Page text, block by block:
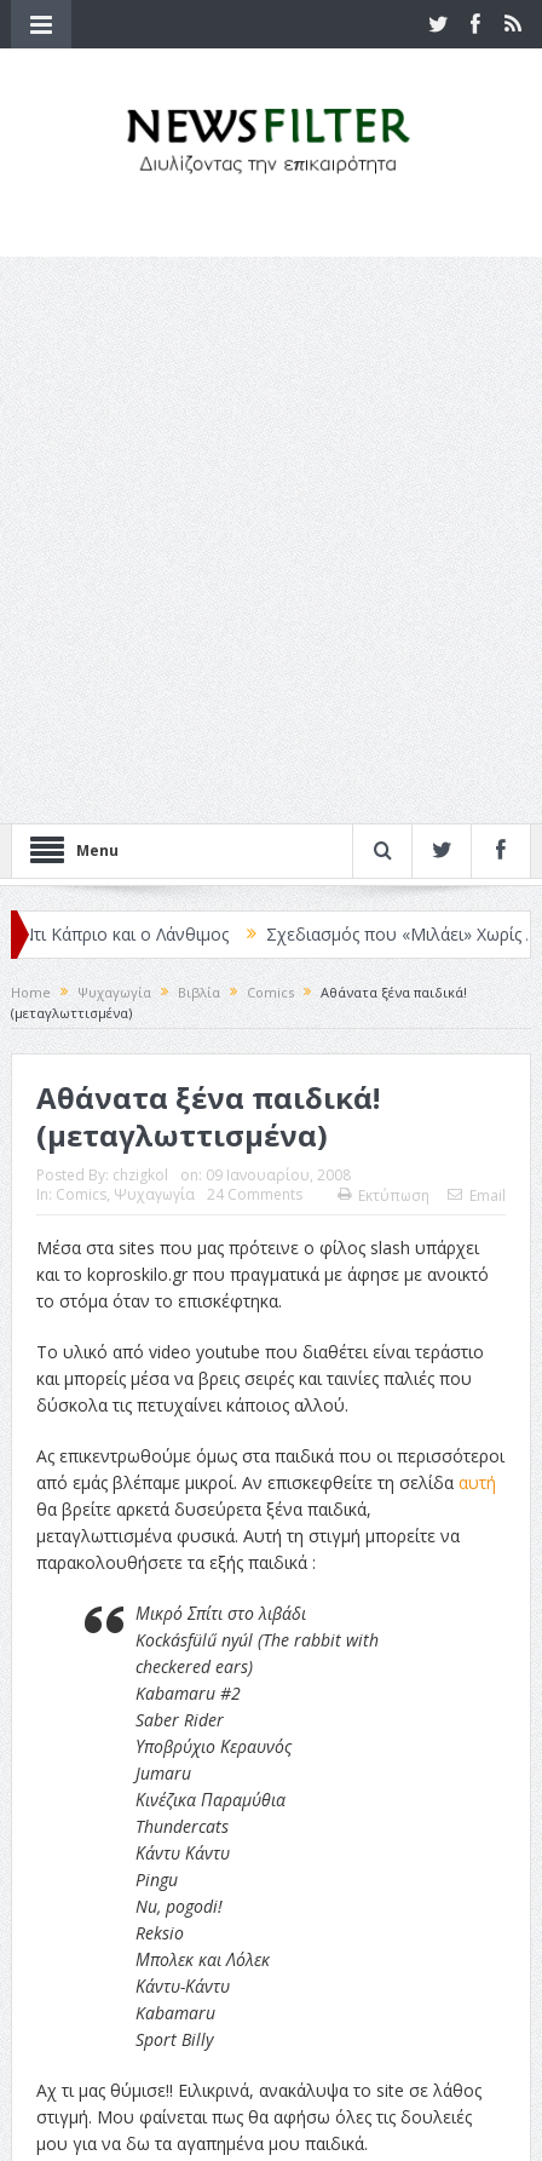
Menu
και ο Λάνθιμος Σχεδιασμός που «Μιλάει» Χωρίς Λέξεις
Home Ψυχαγωγία Βιβλία Comics
Αθάνατα ξένα παιδικά!
(μεταγλωττισμένα)
Αθάνατα ξένα παιδικά!
(μεταγλωττισμένα)
Posted By: chzigkol on: 09 Ιανουαρίου, 2008
In: Comics, Ψυχαγωγία 24 Comments Εκτύπωση Email
Μέσα στα sites που μας πρότεινε ο φίλος slash υπάρχει
και το koproskilo.gr που πραγματικά με άφησε με ανοικτό
το στόμα όταν το επισκέφτηκα.
Το υλικό από video youtube που διαθέτει είναι τεράστιο
και μπορείς μέσα να βρεις σειρές και ταινίες παλιές που
δύσκολα τις πετυχαίνει κάποιος αλλού.
Ας επικεντρωθούμε όμως στα παιδικά που οι περισσότεροι
από εμάς βλέπαμε μικροί. Αν επισκεφθείτε τη σελίδα αυτή
θα βρείτε αρκετά δυσεύρετα ξένα παιδικά,
μεταγλωττισμένα φυσικά. Αυτή τη στιγμή μπορείτε να
παρακολουθήσετε τα εξής παιδικά :
Μικρό Σπίτι στο λιβάδι
Kockásfülű nyúl (The rabbit with
checkered ears)
Kabamaru #2
Saber Rider
Υποβρύχιο Κεραυνός
Jumaru
Κινέζικα Παραμύθια
Thundercats
Κάντυ Κάντυ
Pingu
Nu, pogodi!
Reksio
Μπολεκ και Λόλεκ
Κάντυ-Κάντυ
Kabamaru
Sport Billy
Αχ τι μας θύμισε!! Ειλικρινά, ανακάλυψα το site σε λάθος
στιγμή. Μου φαίνεται πως θα αφήσω όλες τις δουλειές
μου για να δω τα αγαπημένα μου παιδικά.